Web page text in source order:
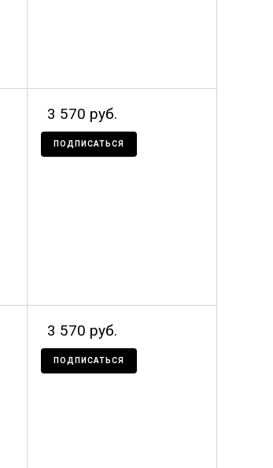
3 570 руб.
ПОДПИСАТЬСЯ
3 570 руб.
ПОДПИСАТЬСЯ